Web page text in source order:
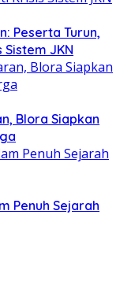
Peserta Turun,
JKN
Blora Siapkan
Penuh Sejarah